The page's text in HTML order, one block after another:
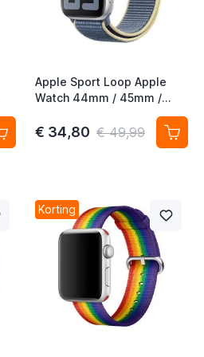
Apple Sport Loop Apple
Watch 44mm / 45mm /
46mm / 49mm Alaskan
Blue
€ 34,80 € 49,99
Korting